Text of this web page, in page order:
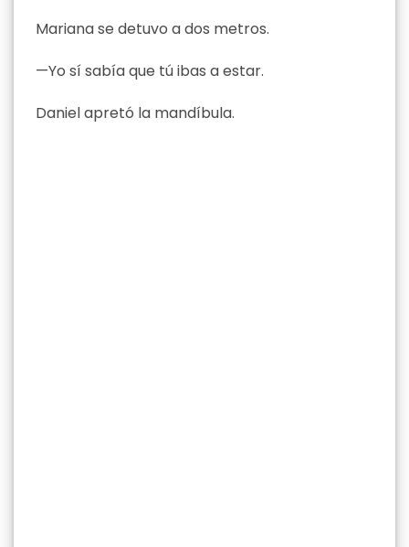
Mariana se detuvo a dos metros.
—Yo sí sabía que tú ibas a estar.
Daniel apretó la mandíbula.